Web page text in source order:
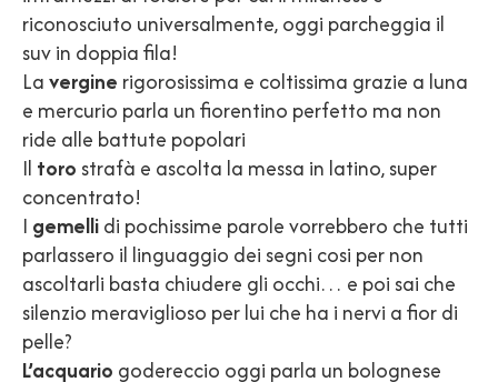
riconosciuto universalmente, oggi parcheggia il
suv in doppia fila!
Lavergine rigorosissima e coltissima grazie a luna
e mercurio parla un fiorentino perfetto ma non
ride alle battute popolari
Il toro strafà e ascolta la messa in latino, super
concentrato!
I gemellidi pochissime parole vorrebbero che tutti
parlassero il linguaggio dei segni cosi per non
ascoltarli basta chiudere gli occhi… e poi sai che
silenzio meraviglioso per lui che ha i nervi a fior di
pelle?
L’acquario godereccio oggi parla un bolognese